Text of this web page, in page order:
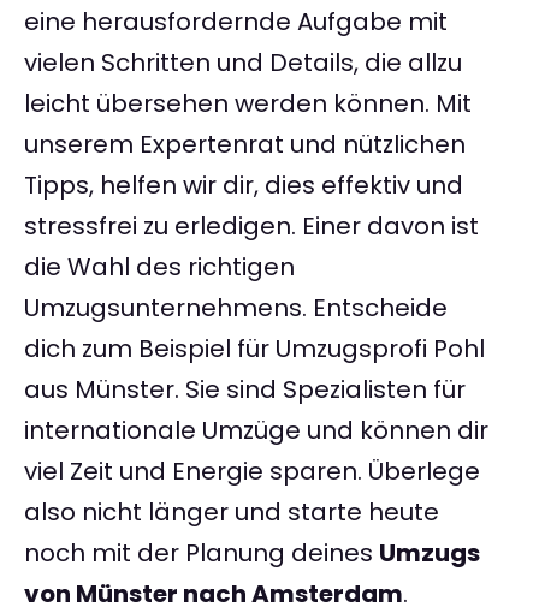
eine herausfordernde Aufgabe mit
vielen Schritten und Details, die allzu
leicht übersehen werden können. Mit
unserem Expertenrat und nützlichen
Tipps, helfen wir dir, dies effektiv und
stressfrei zu erledigen. Einer davon ist
die Wahl des richtigen
Umzugsunternehmens. Entscheide
dich zum Beispiel für Umzugsprofi Pohl
aus Münster. Sie sind Spezialisten für
internationale Umzüge und können dir
viel Zeit und Energie sparen. Überlege
also nicht länger und starte heute
noch mit der Planung deines Umzugs
von Münster nach Amsterdam.